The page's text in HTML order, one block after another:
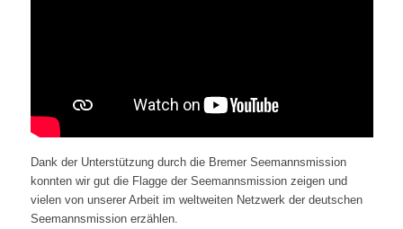
Dank der Unterstützung durch die Bremer Seemannsmission
konnten wir gut die Flagge der Seemannsmission zeigen und
vielen von unserer Arbeit im weltweiten Netzwerk der deutschen
Seemannsmission erzählen.